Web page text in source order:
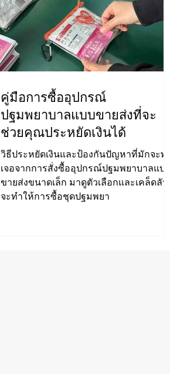
คู่มือการซื้ออุปกรณ์
ปฐมพยาบาลแบบขายส่งที่จะ
ช่วยคุณประหยัดเงินได้
วิธีประหยัดเงินและป้องกันปัญหาที่มักจะพบ
เจอจากการสั่งซื้ออุปกรณ์ปฐมพยาบาลแบบ
ขายส่งขนาดเล็ก มาดูตัวเลือกและเคล็ดลับที่
จะทำให้การซื้อชุดปฐมพยา